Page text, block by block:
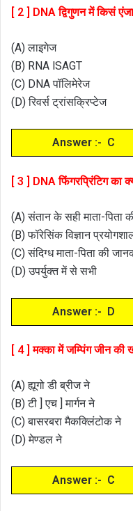
[ 2 ] DNA द्विगुणन में किसं
(A) लाइगेज
(B) RNA lSAGT
(C) DNA पॉलिमेरेज
(D) रिवर्स ट्रांसक्रिप्टेज
Answer :- C
[ 3 ] DNA फिंगरप्रिंटिग का
(A) संतान के सही माता-पिता
(B) फॉरेसिंक विज्ञान
(C) संदिग्ध माता-पिता की
(D) उपर्युक्त में से सभी
Answer :- D
[ 4 ] मक्का में जम्पिंग जीन की
(A) ह्यूगो डी ब्रीज ने
(B) टी ] एच ] मार्गन ने
(C) बासरबरा मैकक्लिंटोक ने
(D) मेण्डल ने
Answer :- C